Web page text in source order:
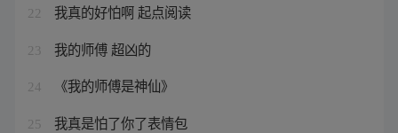
22 我真的好怕啊 起点阅读
23 我的师傅 超凶的
24 《我的师傅是神仙》
25 我真是怕了你了表情包